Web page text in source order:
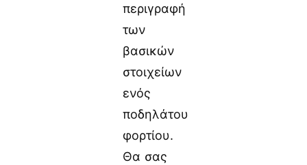
περιγραφή
των
βασικών
στοιχείων
ενός
ποδηλάτου
φορτίου.
Θα σας